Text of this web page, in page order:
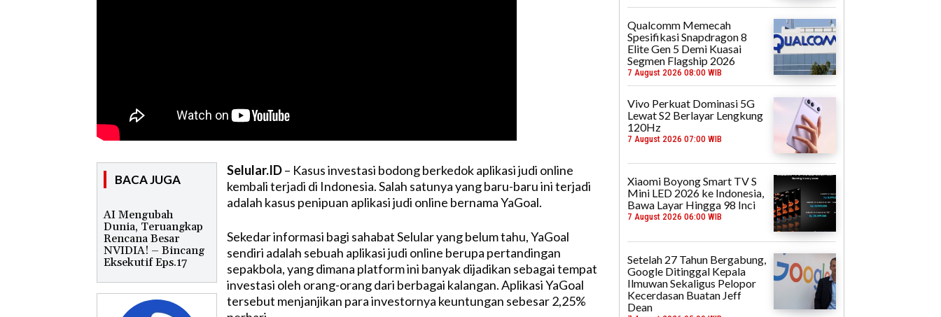
BACA JUGA
AI Mengubah
Dunia, Teruangkap
Rencana Besar
NVIDIA! – Bincang
Eksekutif Eps.17
Selular.ID– Kasus investasi bodong berkedok aplikasi judi online
kembali terjadi di Indonesia. Salah satunya yang baru-baru ini terjadi
adalah kasus penipuan aplikasi judi online bernama YaGoal.
Sekedar informasi bagi sahabat Selular yang belum tahu, YaGoal
sendiri adalah sebuah aplikasi judi online berupa pertandingan
sepakbola, yang dimana platform ini banyak dijadikan sebagai tempat
investasi oleh orang-orang dari berbagai kalangan. Aplikasi YaGoal
tersebut menjanjikan para investornya keuntungan sebesar 2,25%
Qualcomm Memecah
Spesifikasi Snapdragon 8
Elite Gen 5 Demi Kuasai
Segmen Flagship 2026
7 August 2026 08:00 WIB
Vivo Perkuat Dominasi 5G
Lewat S2 Berlayar Lengkung
120Hz
7 August 2026 07:00 WIB
Xiaomi Boyong Smart TV S
Mini LED 2026 ke Indonesia,
Bawa Layar Hingga 98 Inci
7 August 2026 06:00 WIB
Setelah 27 Tahun Bergabung,
Google Ditinggal Kepala
Ilmuwan Sekaligus Pelopor
Kecerdasan Buatan Jeff
Dean